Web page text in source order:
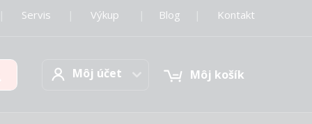
Servis Výkup Blog Kontakt
Môj účetMôj účet Môj košík